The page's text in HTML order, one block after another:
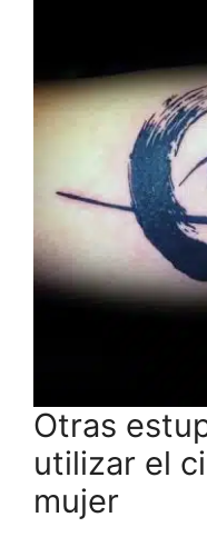
Otras
utilizar el
mujer